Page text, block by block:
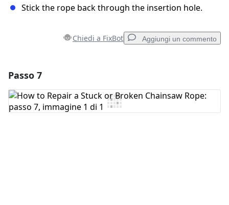
Stick the rope back through the insertion hole.
Chiedi a FixBot Aggiungi un commento
Aggiungi Commento
Passo 7